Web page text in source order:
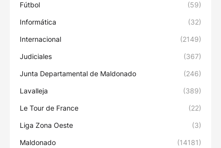
Fútbol (59)
Informática (32)
Internacional (2149)
Judiciales (367)
Junta Departamental de Maldonado (246)
Lavalleja (389)
Le Tour de France (22)
Liga Zona Oeste (3)
Maldonado (14181)